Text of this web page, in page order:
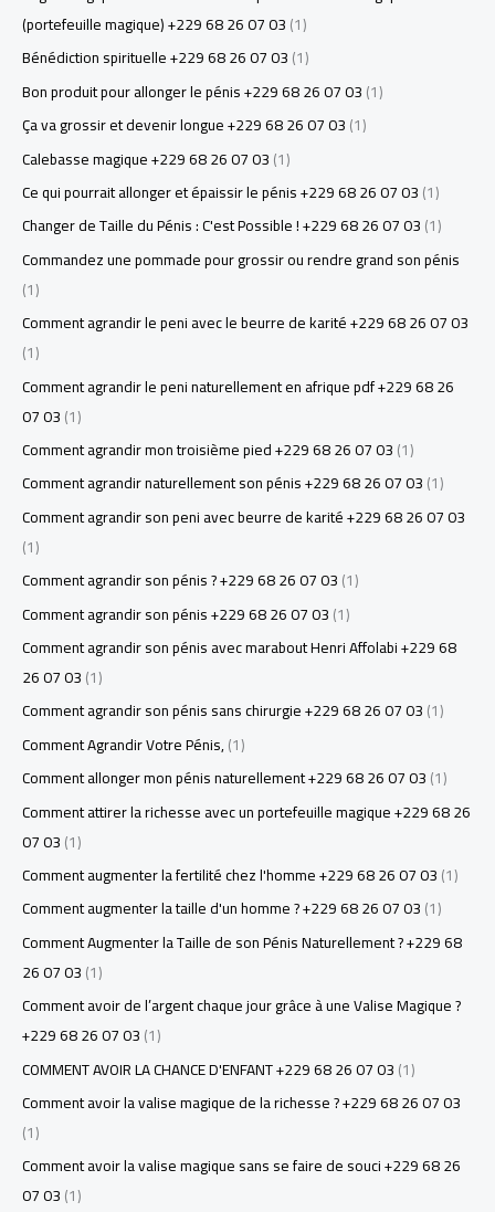
(portefeuille magique) +229 68 26 07 03(1)
Bénédiction spirituelle +229 68 26 07 03(1)
Bon produit pour allonger le pénis +229 68 26 07 03(1)
Ça va grossir et devenir longue +229 68 26 07 03(1)
Calebasse magique +229 68 26 07 03(1)
Ce qui pourrait allonger et épaissir le pénis +229 68 26 07 03(1)
Changer de Taille du Pénis : C'est Possible ! +229 68 26 07 03(1)
Commandez une pommade pour grossir ou rendre grand son pénis
(1)
Comment agrandir le peni avec le beurre de karité +229 68 26 07 03
(1)
Comment agrandir le peni naturellement en afrique pdf +229 68 26
07 03(1)
Comment agrandir mon troisième pied +229 68 26 07 03(1)
Comment agrandir naturellement son pénis +229 68 26 07 03(1)
Comment agrandir son peni avec beurre de karité +229 68 26 07 03
(1)
Comment agrandir son pénis ? +229 68 26 07 03(1)
Comment agrandir son pénis +229 68 26 07 03(1)
Comment agrandir son pénis avec marabout Henri Affolabi +229 68
26 07 03(1)
Comment agrandir son pénis sans chirurgie +229 68 26 07 03(1)
Comment Agrandir Votre Pénis,(1)
Comment allonger mon pénis naturellement +229 68 26 07 03(1)
Comment attirer la richesse avec un portefeuille magique +229 68 26
07 03(1)
Comment augmenter la fertilité chez l'homme +229 68 26 07 03(1)
Comment augmenter la taille d'un homme ? +229 68 26 07 03(1)
Comment Augmenter la Taille de son Pénis Naturellement ? +229 68
26 07 03(1)
Comment avoir de l’argent chaque jour grâce à une Valise Magique ?
+229 68 26 07 03(1)
COMMENT AVOIR LA CHANCE D'ENFANT +229 68 26 07 03(1)
Comment avoir la valise magique de la richesse ? +229 68 26 07 03
(1)
Comment avoir la valise magique sans se faire de souci +229 68 26
07 03(1)